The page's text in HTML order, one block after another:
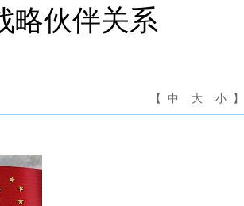
略伙伴关系
【 中 大 小 】